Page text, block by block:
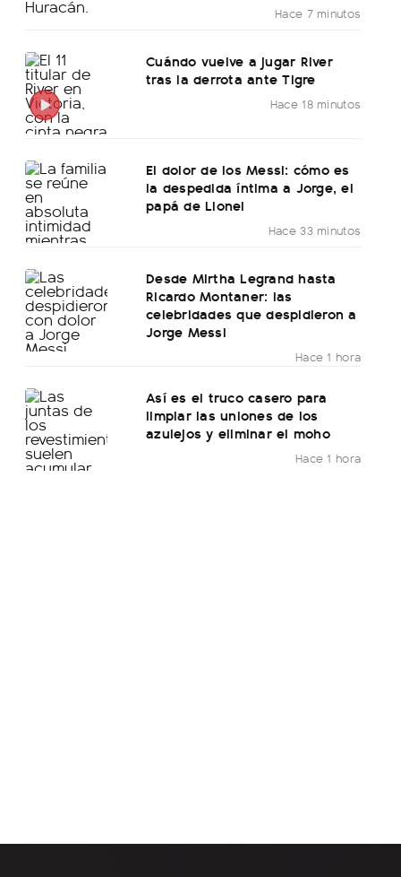
Hace 7 minutos
Cuándo vuelve a jugar River
tras la derrota ante Tigre
Hace 18 minutos
El dolor de los Messi: cómo es
la despedida íntima a Jorge, el
papá de Lionel
Hace 33 minutos
Desde Mirtha Legrand hasta
Ricardo Montaner: las
celebridades que despidieron a
Jorge Messi
Hace 1 hora
Así es el truco casero para
limpiar las uniones de los
azulejos y eliminar el moho
Hace 1 hora